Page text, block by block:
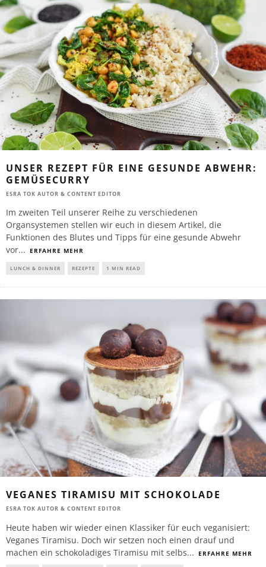
UNSER REZEPT FÜR EINE GESUNDE ABWEHR:
GEMÜSECURRY
ESRA TOK AUTOR & CONTENT EDITOR
Im zweiten Teil unserer Reihe zu verschiedenen
Organsystemen stellen wir euch in diesem Artikel, die
Funktionen des Blutes und Tipps für eine gesunde Abwehr
vor... ERFAHRE MEHR
LUNCH & DINNER REZEPTE 1 MIN READ
VEGANES TIRAMISU MIT SCHOKOLADE
ESRA TOK AUTOR & CONTENT EDITOR
Heute haben wir wieder einen Klassiker für euch veganisiert:
Veganes Tiramisu. Doch wir setzen noch einen drauf und
machen ein schokoladiges Tiramisu mit selbs... ERFAHRE MEHR